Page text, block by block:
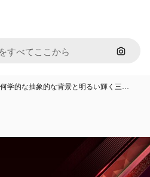
画像で
学的な抽象的な背景と明るい輝く三…